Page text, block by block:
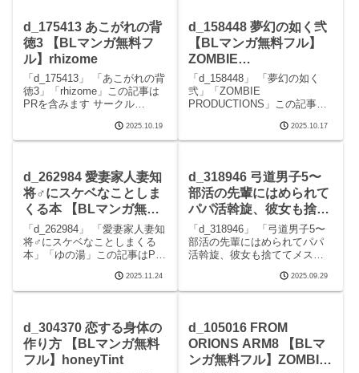
d_220207 事故物件に住み着い
た幽霊の俺が
d_175413 あこがれの背
徳3 【BLマンガ無料フ
ル】rhizome
「d_175413」 「あこがれの背
徳3」「rhizome」この記事は
PRを含みます サークル
きを読むd_175413 あこがれの
背徳3の見どころシーンあこが
徳3 画像2あこ
2025.10.19
d_158448 夢幻の如く弐
【BLマンガ無料フル】
ZOMBIE
PRODUCTIONS
「d_158448」 「夢幻の如く
弐」「ZOMBIE
PRODUCTIONS」この記事は
ZOMBIE PRODUCTIONSのエ
ロマンガです。 続きを読む
ころシーン夢幻の如く弐 画
2025.10.17
d_262984 愛妻家人妻知
将♂にスケベなことしま
くる本 【BLマンガ無料
フル】ゆの湯
「d_262984」 「愛妻家人妻知
将♂にスケベなことしまくる
本」「ゆの湯」この記事はPR
エロマンガです。 続きを読む
d_262984 愛妻家人妻知将♂に
どころシーン愛妻家人妻知将♂
にス
2025.11.24
d_318946 弓道男子5〜
部活の先輩にはめられて
パパ活斡旋、彼女も捨て
てメスに堕ちちゃいまし
た〜 【BLマンガ無料フ
ル】新生フロンティア
（新生ロリショタ）
「d_318946」 「弓道男子5〜
部活の先輩にはめられてパパ
活斡旋、彼女も捨ててメスに
フロンティア（新生ロリショ
タ）」この記事はPRを含みま
ンガです。 続きを
2025.09.29
d_304370 恋する身体の
作り方 【BLマンガ無料
フル】honeyTint
d_105016 FROM
ORIONS ARM8 【BLマ
ンガ無料フル】ZOMBIE